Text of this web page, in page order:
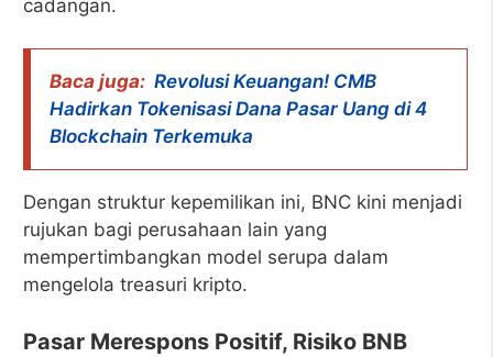
cadangan.
Baca juga: Revolusi Keuangan! CMB
Hadirkan Tokenisasi Dana Pasar Uang di 4
Blockchain Terkemuka
Dengan struktur kepemilikan ini, BNC kini menjadi
rujukan bagi perusahaan lain yang
mempertimbangkan model serupa dalam
mengelola treasuri kripto.
Pasar Merespons Positif, Risiko BNB